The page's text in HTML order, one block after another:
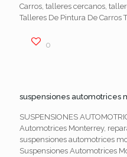
Carros, talleres cercanos,
Talleres De Pintura De Carros
0
suspensiones automotrices
SUSPENSIONES
Automotrices Monterrey,
suspensiones automotrices
Suspensiones Automotrices